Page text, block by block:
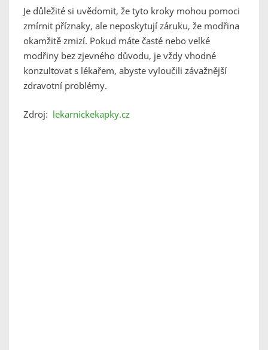
Je důležité si uvědomit, že tyto kroky mohou pomoci
zmírnit příznaky, ale neposkytují záruku, že modřina
okamžitě zmizí. Pokud máte časté nebo velké
modřiny bez zjevného důvodu, je vždy vhodné
konzultovat s lékařem, abyste vyloučili závažnější
zdravotní problémy.
Zdroj: lekarnickekapky.cz